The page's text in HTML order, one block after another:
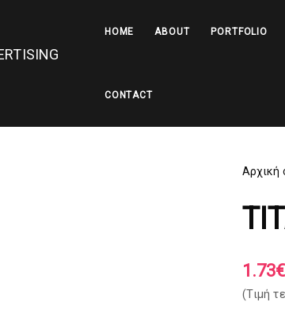
HOME ABOUT PORTFOLIO
CONTACT
Αρχική
1.73€
(Tιμή